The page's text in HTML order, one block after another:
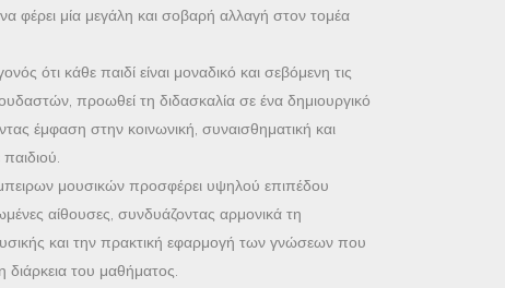
φέρει μία μεγάλη και σοβαρή αλλαγή στον τομέα
ότι κάθε παιδί είναι μοναδικό και σεβόμενη τις
προωθεί τη διδασκαλία σε ένα δημιουργικό
έμφαση στην κοινωνική, συναισθηματική και
μουσικών προσφέρει υψηλού επιπέδου
αίθουσες, συνδυάζοντας αρμονικά τη
και την πρακτική εφαρμογή των γνώσεων που
διάρκεια του μαθήματος.